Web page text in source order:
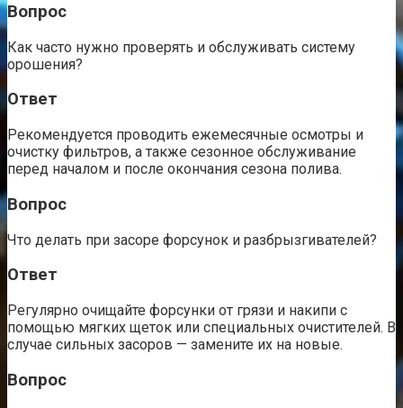
Вопрос
Как часто нужно проверять и обслуживать систему
орошения?
Ответ
Рекомендуется проводить ежемесячные осмотры и
очистку фильтров, а также сезонное обслуживание
перед началом и после окончания сезона полива.
Вопрос
Что делать при засоре форсунок и разбрызгивателей?
Ответ
Регулярно очищайте форсунки от грязи и накипи с
помощью мягких щеток или специальных очистителей. В
случае сильных засоров — замените их на новые.
Вопрос